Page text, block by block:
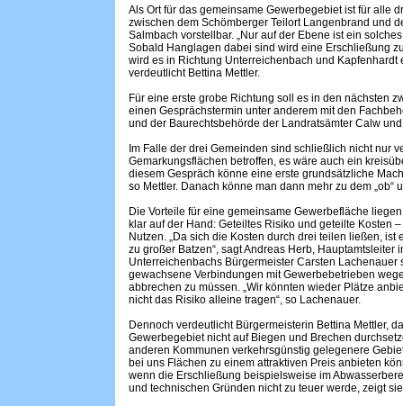
Als Ort für das gemeinsame Gewerbegebiet ist für alle
zwischen dem Schömberger Teilort Langenbrand und
Salmbach vorstellbar. „Nur auf der Ebene ist ein
Sobald Hanglagen dabei sind wird eine Erschließung
wird es in Richtung Unterreichenbach und Kapfenhardt
verdeutlicht Bettina Mettler.
Für eine erste grobe Richtung soll es in den nächsten
einen Gesprächstermin unter anderem mit den
und der Baurechtsbehörde der Landratsämter Calw
Im Falle der drei Gemeinden sind schließlich nicht nur
Gemarkungsflächen betroffen, es wäre auch ein
diesem Gespräch könne eine erste grundsätzliche
so Mettler. Danach könne man dann mehr zu dem „ob“
Die Vorteile für eine gemeinsame Gewerbefläche
klar auf der Hand: Geteiltes Risiko und geteilte Kosten
Nutzen. „Da sich die Kosten durch drei teilen ließen, ist
zu großer Batzen“, sagt Andreas Herb, Hauptamtsleiter
Unterreichenbachs Bürgermeister Carsten Lachenauer
gewachsene Verbindungen mit Gewerbebetrieben
abbrechen zu müssen. „Wir könnten wieder Plätze
nicht das Risiko alleine tragen“, so Lachenauer.
Dennoch verdeutlicht Bürgermeisterin Bettina Mettler,
Gewerbegebiet nicht auf Biegen und Brechen
anderen Kommunen verkehrsgünstig gelegenere
bei uns Flächen zu einem attraktiven Preis anbieten
wenn die Erschließung beispielsweise im
und technischen Gründen nicht zu teuer werde, zeigt